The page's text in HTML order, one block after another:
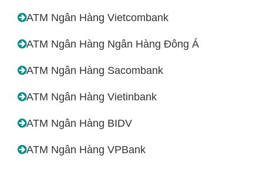
ATM Ngân Hàng Vietcombank
ATM Ngân Hàng Ngân Hàng Đông Á
ATM Ngân Hàng Sacombank
ATM Ngân Hàng Vietinbank
ATM Ngân Hàng BIDV
ATM Ngân Hàng VPBank